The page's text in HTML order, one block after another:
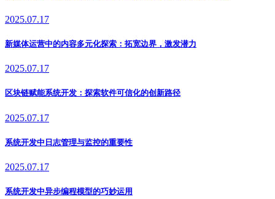
2025.07.17
新媒体运营中的内容多元化探索：拓宽边界，激发潜力
2025.07.17
区块链赋能系统开发：探索软件可信化的创新路径
2025.07.17
系统开发中日志管理与监控的重要性
2025.07.17
系统开发中异步编程模型的巧妙运用